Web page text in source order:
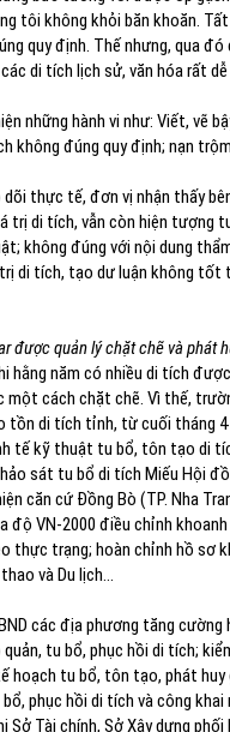
tôi không khỏi băn khoăn.
quy định. Thế nhưng, qua đó
di tích lịch sử, văn hóa rất
những hành vi như: Viết, vẽ
không đúng quy định; nạn
thực tế, đơn vị nhận thấy
trị di tích, vẫn còn hiện tượng
không đúng với nội dung
di tích, tạo dư luận không
được quản lý chặt chẽ và phát
hằng năm có nhiều di tích
cách chặt chẽ. Vì thế,
tồn di tích tỉnh, từ cuối tháng
tế kỹ thuật tu bổ, tôn tạo di
sát tu bổ di tích Miếu Hội
căn cứ Đồng Bò (TP. Nha
VN-2000 điều chỉnh
thực trạng; hoàn chỉnh hồ sơ
và Du lịch…
các địa phương tăng
tu bổ, phục hồi di tích;
hoạch tu bổ, tôn tạo, phát
phục hồi di tích và công
Tài chính, Sở Xây dựng phối